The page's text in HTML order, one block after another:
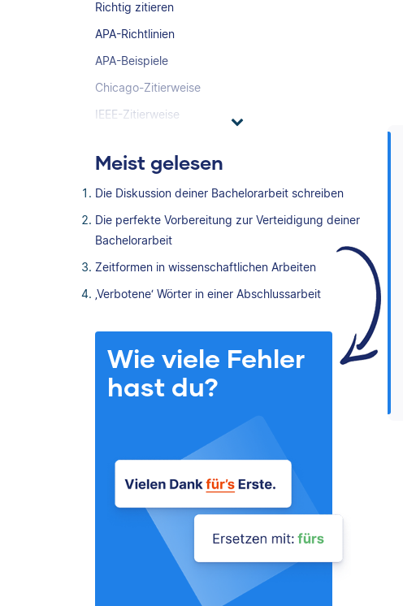
Richtig zitieren
APA-Richtlinien
APA-Beispiele
Chicago-Zitierweise
IEEE-Zitierweise
Meist gelesen
Die Diskussion deiner Bachelorarbeit schreiben
Die perfekte Vorbereitung zur Verteidigung deiner
Bachelorarbeit
Zeitformen in wissenschaftlichen Arbeiten
‚Verbotene‘ Wörter in einer Abschlussarbeit
Wie viele Fehler
hast du?